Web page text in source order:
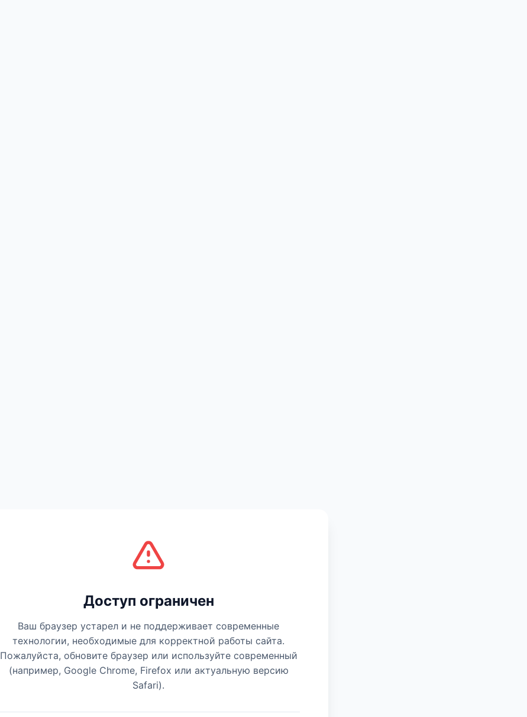
Доступ ограничен
Ваш браузер устарел и не поддерживает современные
технологии, необходимые для корректной работы сайта.
Пожалуйста, обновите браузер или используйте современный
(например, Google Chrome, Firefox или актуальную версию
Safari).